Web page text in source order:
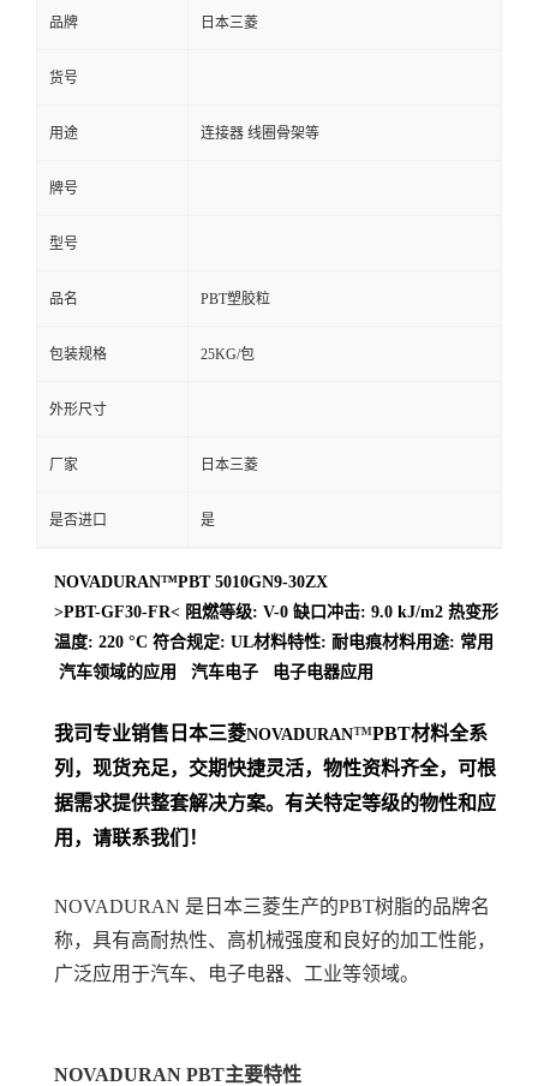
品牌 日本三菱
货号
用途 连接器 线圈骨架等
牌号
型号
品名 PBT塑胶粒
包装规格 25KG/包
外形尺寸
厂家 日本三菱
是否进口 是
NOVADURAN™PBT 5010GN9-30ZX
>PBT-GF30-FR< 阻燃等级: V-0 缺口冲击: 9.0 kJ/m2 热变形
温度: 220 °C 符合规定: UL材料特性: 耐电痕材料用途: 常用
汽车领域的应用 汽车电子 电子电器应用
我司专业销售日本三菱NOVADURAN™PBT材料全系
列 ，现货充足，交期快捷灵活，物性资料齐全，可根
据需求提供整套解决方案。 有关特定等级的物性和应
用，请联系我们！
NOVADURAN 是日本三菱生产的PBT树脂的品牌名
称，具有高耐热性、高机械强度和良好的加工性能，
广泛应用于汽车、电子电器、工业等领域。
NOVADURAN PBT主要特性